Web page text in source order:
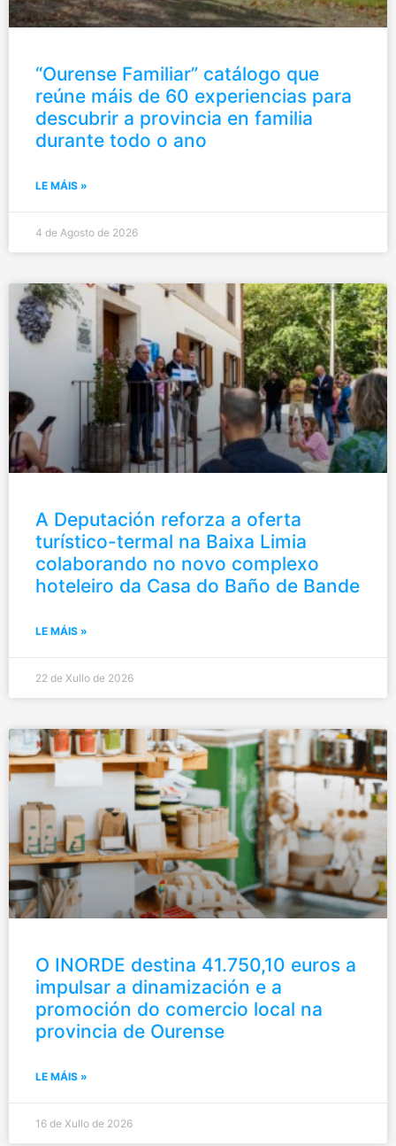
“Ourense Familiar” catálogo que
reúne máis de 60 experiencias para
descubrir a provincia en familia
durante todo o ano
LE MÁIS »
4 de Agosto de 2026
A Deputación reforza a oferta
turístico-termal na Baixa Limia
colaborando no novo complexo
hoteleiro da Casa do Baño de Bande
LE MÁIS »
22 de Xullo de 2026
O INORDE destina 41.750,10 euros a
impulsar a dinamización e a
promoción do comercio local na
provincia de Ourense
LE MÁIS »
16 de Xullo de 2026